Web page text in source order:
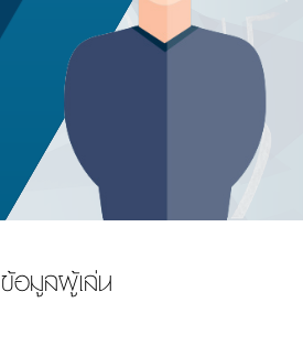
ข้อมูลผู้เล่น